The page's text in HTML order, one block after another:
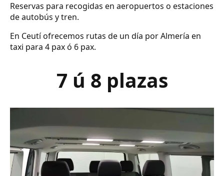
Reservas para recogidas en aeropuertos o estaciones
de autobús y tren.
En Ceutí ofrecemos rutas de un día por Almería en
taxi para 4 pax ó 6 pax.
7 ú 8 plazas